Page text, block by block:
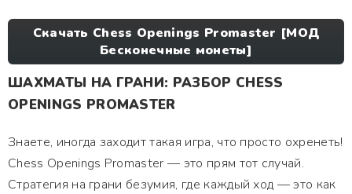
Скачать Chess Openings Promaster [МОД
Бесконечные монеты]
ШАХМАТЫ НА ГРАНИ: РАЗБОР CHESS
OPENINGS PROMASTER
Знаете, иногда заходит такая игра, что просто охренеть!
Chess Openings Promaster — это прям тот случай.
Стратегия на грани безумия, где каждый ход — это как